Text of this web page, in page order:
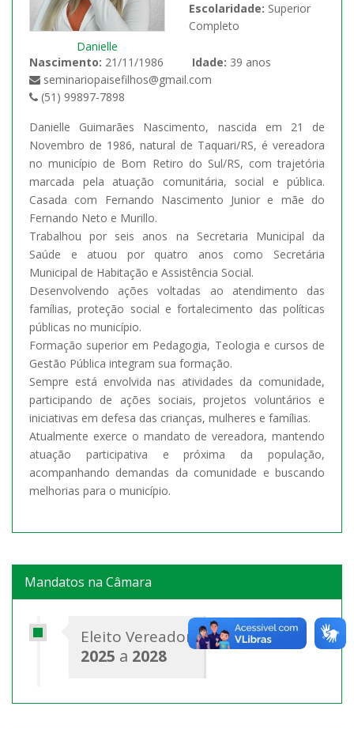
Danielle
Escolaridade: Superior
Completo
Nascimento: 21/11/1986 Idade: 39 anos
seminariopaisefilhos@gmail.com
(51) 99897-7898
Danielle Guimarães Nascimento, nascida em 21 de
Novembro de 1986, natural de Taquari/RS, é vereadora
no município de Bom Retiro do Sul/RS, com trajetória
marcada pela atuação comunitária, social e pública.
Casada com Fernando Nascimento Junior e mãe do
Fernando Neto e Murillo.
Trabalhou por seis anos na Secretaria Municipal da
Saúde e atuou por quatro anos como Secretária
Municipal de Habitação e Assistência Social.
Desenvolvendo ações voltadas ao atendimento das
famílias, proteção social e fortalecimento das políticas
públicas no município.
Formação superior em Pedagogia, Teologia e cursos de
Gestão Pública integram sua formação.
Sempre está envolvida nas atividades da comunidade,
participando de ações sociais, projetos voluntários e
iniciativas em defesa das crianças, mulheres e famílias.
Atualmente exerce o mandato de vereadora, mantendo
atuação participativa e próxima da população,
acompanhando demandas da comunidade e buscando
melhorias para o município.
Mandatos na Câmara
Eleito Vereador
2025 a 2028